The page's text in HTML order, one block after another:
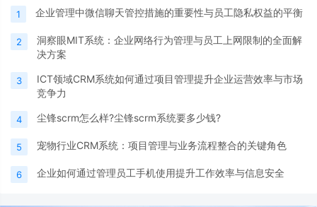
1 企业管理中微信聊天管控措施的重要性与员工隐私权益的平衡
2
洞察眼MIT系统：企业网络行为管理与员工上网限制的全面解
决方案
3
ICT领域CRM系统如何通过项目管理提升企业运营效率与市场
竞争力
4 尘锋scrm怎么样?尘锋scrm系统要多少钱?
5 宠物行业CRM系统：项目管理与业务流程整合的关键角色
6 企业如何通过管理员工手机使用提升工作效率与信息安全